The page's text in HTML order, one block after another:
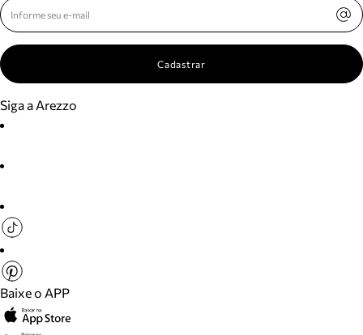
Cadastrar
Siga a Arezzo
Baixe o APP